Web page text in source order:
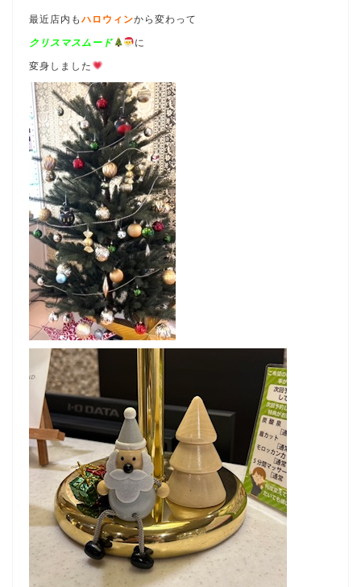
最近店内もハロウィンから変わって
クリスマスムード に
変身しました